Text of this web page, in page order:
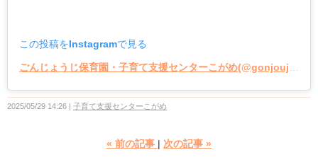
この投稿をInstagramで見る
2025/05/29 14:26 子育て支援センターこがめ
« 前の記事 次の記事 »